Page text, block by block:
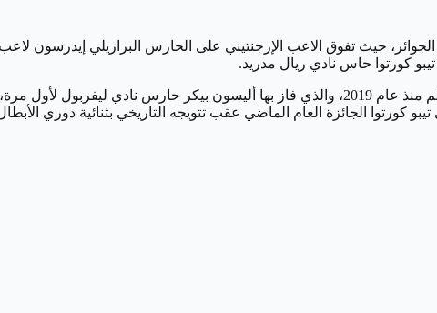
حيث تفوق الاعب الإرجنتيني على الحارس البرازيلي إيدرسون
كورتوا حاس نادي ريال مدريد.